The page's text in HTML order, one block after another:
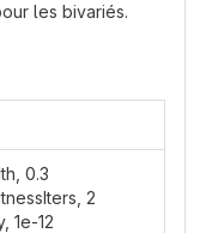
les bivariés.
0.3
2
1e-12